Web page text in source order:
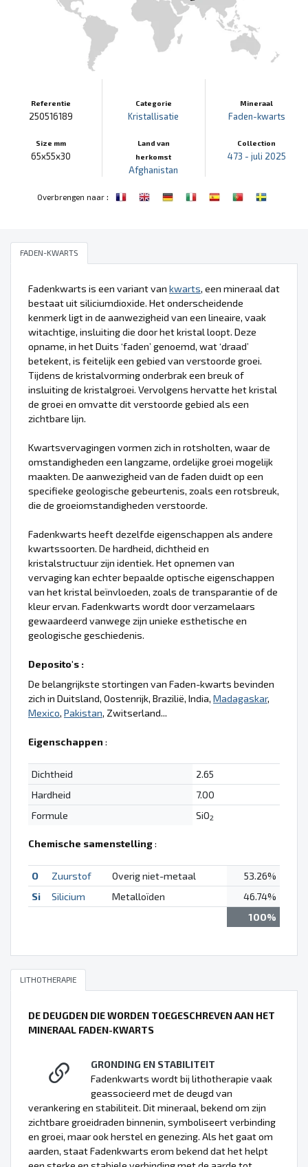
Referentie
250516189
Size mm
65x55x30
Categorie
Kristallisatie
Land van
herkomst
Afghanistan
Mineraal
Faden-kwarts
Collection
473 - juli 2025
Overbrengen naar:
FADEN-KWARTS
Fadenkwarts is een variant van kwarts, een mineraal dat
bestaat uit siliciumdioxide. Het onderscheidende
kenmerk ligt in de aanwezigheid van een lineaire, vaak
witachtige, insluiting die door het kristal loopt. Deze
opname, in het Duits ‘faden’ genoemd, wat ‘draad’
betekent, is feitelijk een gebied van verstoorde groei.
Tijdens de kristalvorming onderbrak een breuk of
insluiting de kristalgroei. Vervolgens hervatte het kristal
de groei en omvatte dit verstoorde gebied als een
zichtbare lijn.
Kwartsvervagingen vormen zich in rotsholten, waar de
omstandigheden een langzame, ordelijke groei mogelijk
maakten. De aanwezigheid van de faden duidt op een
specifieke geologische gebeurtenis, zoals een rotsbreuk,
die de groeiomstandigheden verstoorde.
Fadenkwarts heeft dezelfde eigenschappen als andere
kwartssoorten. De hardheid, dichtheid en
kristalstructuur zijn identiek. Het opnemen van
vervaging kan echter bepaalde optische eigenschappen
van het kristal beïnvloeden, zoals de transparantie of de
kleur ervan. Fadenkwarts wordt door verzamelaars
gewaardeerd vanwege zijn unieke esthetische en
geologische geschiedenis.
Deposito's :
De belangrijkste stortingen van Faden-kwarts bevinden
zich in Duitsland, Oostenrijk, Brazilië, India, Madagaskar,
Mexico, Pakistan, Zwitserland...
Eigenschappen :
Dichtheid
2.65
Hardheid
7.00
Formule
SiO2
Chemische samenstelling:
O Zuurstof Overig niet-metaal
53.26%
Si
Silicium Metalloïden
46.74%
100%
LITHOTHERAPIE
DE DEUGDEN DIE WORDEN TOEGESCHREVEN AAN HET
MINERAAL FADEN-KWARTS
GRONDING EN STABILITEIT
Fadenkwarts wordt bij lithotherapie vaak
geassocieerd met de deugd van
verankering en stabiliteit. Dit mineraal, bekend om zijn
zichtbare groeidraden binnenin, symboliseert verbinding
en groei, maar ook herstel en genezing. Als het gaat om
aarden, staat Fadenkwarts erom bekend dat het helpt